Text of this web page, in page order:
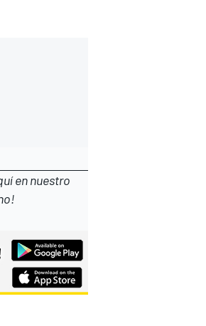
en nuestro